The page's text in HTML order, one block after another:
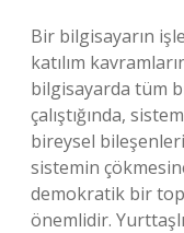
Bir bilgisayarın
katılım
bilgisayarda tüm
çalıştığında,
bireysel
sistemin
demokratik bir
önemlidir.